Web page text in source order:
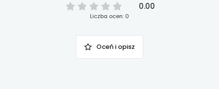
0.00
Liczba ocen: 0
Oceń i opisz